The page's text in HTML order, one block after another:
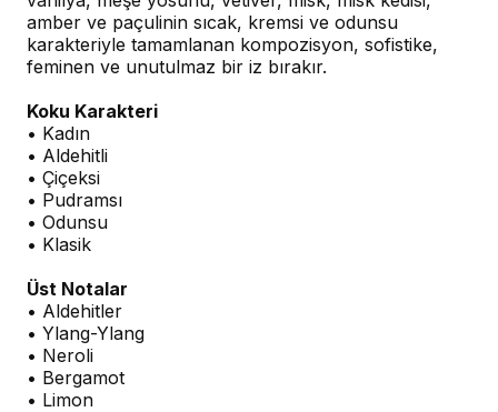
amber ve paçulinin sıcak, kremsi ve odunsu
karakteriyle tamamlanan kompozisyon, sofistike,
feminen ve unutulmaz bir iz bırakır.
Koku Karakteri
• Kadın
• Aldehitli
• Çiçeksi
• Pudramsı
• Odunsu
• Klasik
Üst Notalar
• Aldehitler
• Ylang-Ylang
• Neroli
• Bergamot
• Limon